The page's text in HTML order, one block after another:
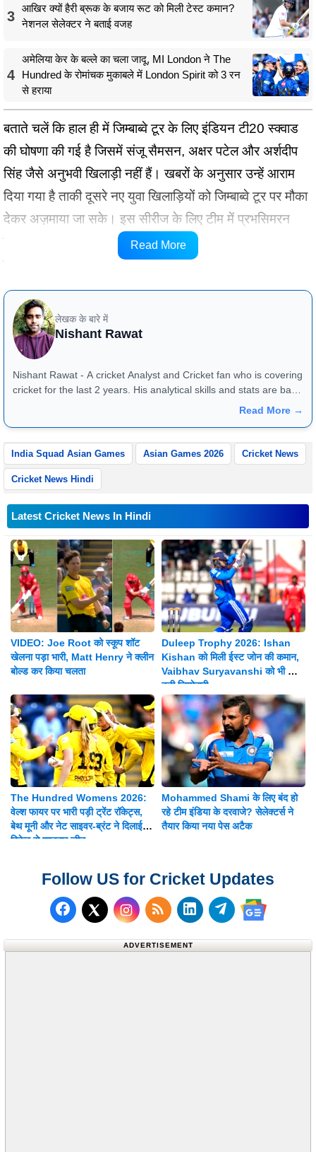
3
आखिर क्यों हैरी ब्रूक के बजाय रूट को मिली टेस्ट कमान?
नेशनल सेलेक्टर ने बताई वजह
4
अमेलिया केर के बल्ले का चला जादू, MI London ने The
Hundred के रोमांचक मुकाबले में London Spirit को 3 रन
से हराया
बताते चलें कि हाल ही में जिम्बाब्वे टूर के लिए इंडियन टी20 स्क्वाड
की घोषणा की गई है जिसमें संजू सैमसन, अक्षर पटेल और अर्शदीप
सिंह जैसे अनुभवी खिलाड़ी नहीं हैं। खबरों के अनुसार उन्हें आराम
दिया गया है ताकी दूसरे नए युवा खिलाड़ियों को जिम्बाब्वे टूर पर मौका
देकर अज़माया जा सके। इस सीरीज के लिए टीम में प्रभसिमरन
सिंह, हर्ष दुबे, यश ठाकुर और अशोक शर्मा जैसे युवाओं को जगह दी
Read More
लेखक के बारे में
Nishant Rawat
Nishant Rawat - A cricket Analyst and Cricket fan who is covering
cricket for the last 2 years. His analytical skills and stats are bang
on and they reflect very well in match previews and articleRead More →
India Squad Asian Games Asian Games 2026 Cricket News
Cricket News Hindi
Latest Cricket News In Hindi
VIDEO: Joe Root को स्कूप शॉट
खेलना पड़ा भारी, Matt Henry ने क्लीन
बोल्ड कर किया चलता
Duleep Trophy 2026: Ishan
Kishan को मिली ईस्ट जोन की कमान,
Vaibhav Suryavanshi को भी मिली
बड़ी जिम्मेदारी
The Hundred Womens 2026:
वेल्श फायर पर भारी पड़ी ट्रेंट रॉकेट्स,
बेथ मूनी और नेट साइवर-ब्रंट ने दिलाई 8
विकेट से शानदार जीत
Mohammed Shami के लिए बंद हो
रहे टीम इंडिया के दरवाजे? सेलेक्टर्स ने
तैयार किया नया पेस अटैक
Follow US for Cricket Updates
Follow us on Facebook
Follow us on X (Twitter)
Subscribe to our RSS
Follow us on
Follow us on
Follow us
ADVERTISEMENT